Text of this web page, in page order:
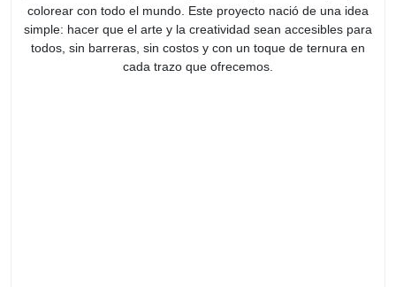
colorear con todo el mundo. Este proyecto nació de una idea
simple: hacer que el arte y la creatividad sean accesibles para
todos, sin barreras, sin costos y con un toque de ternura en
cada trazo que ofrecemos.